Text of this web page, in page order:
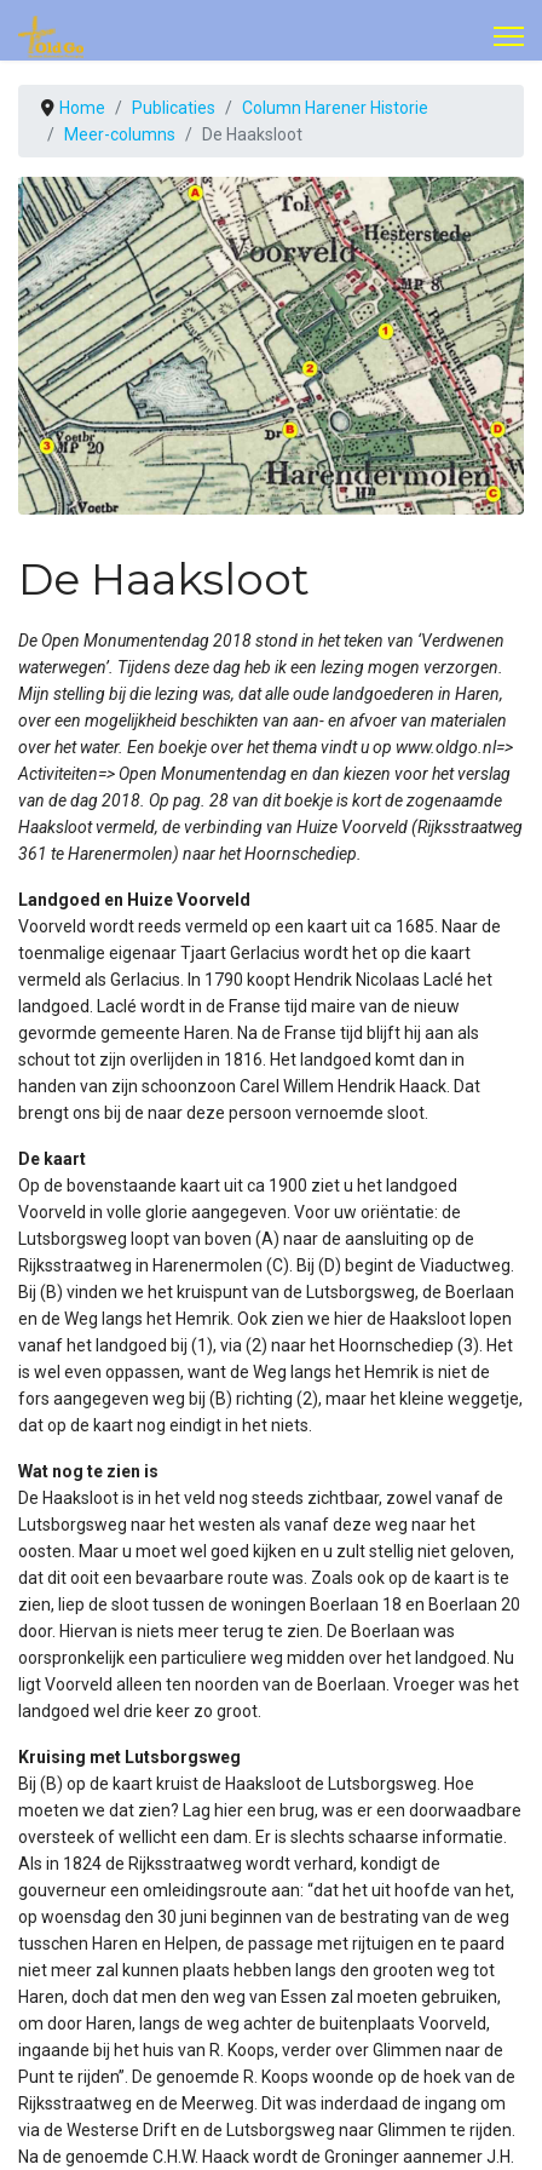
Home Publicaties
Column Harener Historie
Meer-columns
De Haaksloot
De Haaksloot
De Open Monumentendag 2018 stond in het teken van ‘Verdwenen
waterwegen’. Tijdens deze dag heb ik een lezing mogen verzorgen.
Mijn stelling bij die lezing was, dat alle oude landgoederen in Haren,
over een mogelijkheid beschikten van aan- en afvoer van materialen
over het water. Een boekje over het thema vindt u op www.oldgo.nl=>
Activiteiten=> Open Monumentendag en dan kiezen voor het verslag
van de dag 2018. Op pag. 28 van dit boekje is kort de zogenaamde
Haaksloot vermeld, de verbinding van Huize Voorveld (Rijksstraatweg
361 te Harenermolen) naar het Hoornschediep.
Landgoed en Huize Voorveld
Voorveld wordt reeds vermeld op een kaart uit ca 1685. Naar de
toenmalige eigenaar Tjaart Gerlacius wordt het op die kaart
vermeld als Gerlacius. In 1790 koopt Hendrik Nicolaas Laclé het
landgoed. Laclé wordt in de Franse tijd maire van de nieuw
gevormde gemeente Haren. Na de Franse tijd blijft hij aan als
schout tot zijn overlijden in 1816. Het landgoed komt dan in
handen van zijn schoonzoon Carel Willem Hendrik Haack. Dat
brengt ons bij de naar deze persoon vernoemde sloot.
De kaart
Op de bovenstaande kaart uit ca 1900 ziet u het landgoed
Voorveld in volle glorie aangegeven. Voor uw oriëntatie: de
Lutsborgsweg loopt van boven (A) naar de aansluiting op de
Rijksstraatweg in Harenermolen (C). Bij (D) begint de Viaductweg.
Bij (B) vinden we het kruispunt van de Lutsborgsweg, de Boerlaan
en de Weg langs het Hemrik. Ook zien we hier de Haaksloot lopen
vanaf het landgoed bij (1), via (2) naar het Hoornschediep (3). Het
is wel even oppassen, want de Weg langs het Hemrik is niet de
fors aangegeven weg bij (B) richting (2), maar het kleine weggetje,
dat op de kaart nog eindigt in het niets.
Wat nog te zien is
De Haaksloot is in het veld nog steeds zichtbaar, zowel vanaf de
Lutsborgsweg naar het westen als vanaf deze weg naar het
oosten. Maar u moet wel goed kijken en u zult stellig niet geloven,
dat dit ooit een bevaarbare route was. Zoals ook op de kaart is te
zien, liep de sloot tussen de woningen Boerlaan 18 en Boerlaan 20
door. Hiervan is niets meer terug te zien. De Boerlaan was
oorspronkelijk een particuliere weg midden over het landgoed. Nu
ligt Voorveld alleen ten noorden van de Boerlaan. Vroeger was het
landgoed wel drie keer zo groot.
Kruising met Lutsborgsweg
Bij (B) op de kaart kruist de Haaksloot de Lutsborgsweg. Hoe
moeten we dat zien? Lag hier een brug, was er een doorwaadbare
oversteek of wellicht een dam. Er is slechts schaarse informatie.
Als in 1824 de Rijksstraatweg wordt verhard, kondigt de
gouverneur een omleidingsroute aan: “dat het uit hoofde van het,
op woensdag den 30 juni beginnen van de bestrating van de weg
tusschen Haren en Helpen, de passage met rijtuigen en te paard
niet meer zal kunnen plaats hebben langs den grooten weg tot
Haren, doch dat men den weg van Essen zal moeten gebruiken,
om door Haren, langs de weg achter de buitenplaats Voorveld,
ingaande bij het huis van R. Koops, verder over Glimmen naar de
Punt te rijden”. De genoemde R. Koops woonde op de hoek van de
Rijksstraatweg en de Meerweg. Dit was inderdaad de ingang om
via de Westerse Drift en de Lutsborgsweg naar Glimmen te rijden.
Na de genoemde C.H.W. Haack wordt de Groninger aannemer J.H.